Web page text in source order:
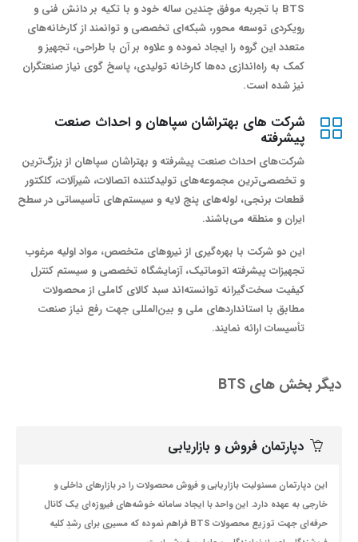
BTS با تجربه موفق چندین ساله خود و با تکیه بر دانش فنی و
رویکردی توسعه محور، شبکه‌ای تخصصی و توانمند از کارخانه‌های
متعدد این گروه را ایجاد نموده و علاوه بر آن با طراحی، تجهیز و
کمک به راه‌اندازی ده‌ها کارخانه تولیدی، پاسخ گوی نیاز صنعتگران
نیز شده است.
شرکت های بهتراشان سپاهان و احداث صنعت
پیشرفته
شرکت‌های احداث صنعت پیشرفته و بهتراشان سپاهان از بزرگ‌ترین
و تخصصی‌ترین مجموعه‌های تولیدکننده اتصالات، شیرآلات، کلکتور
قطعات برنجی، لوله‌های پنج لایه و سیستم‌های تأسیساتی در سطح
ایران و منطقه می‌باشند.
این دو شرکت با بهره‌گیری از نیروهای متخصص، مواد اولیه مرغوب
تجهیزات پیشرفته اتوماتیک، آزمایشگاه تخصصی و سیستم کنترل
کیفیت سخت‌گیرانه توانسته‌اند سبد کالای کاملی از محصولات
مطابق با استانداردهای ملی و بین‌المللی جهت رفع نیاز صنعت
تأسیسات ارائه نمایند.
دیگر بخش های BTS
دپارتمان فروش و بازاریابی
این دپارتمان مسئولیت بازاریابی و فروش محصولات را در بازارهای داخلی و
خارجی به عهده دارد. این واحد با ایجاد سامانه خوشه‌های فیروزه‌ای یک کانال
حرفه‌ای جهت توزیع محصولات BTS فراهم نموده که مسیری برای رشدِ کلیه